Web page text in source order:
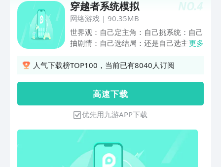
NO.4
穿越者系统模拟
网络游戏| 90.35MB
世界观：自己定主角：自己挑系统：自己
抽剧情：自己选结局：还是自己选主要玩
多主角模拟模式
更多
人气下载榜TOP100，当前已有8040人订阅
高 速 下 载
优先用九游APP下载